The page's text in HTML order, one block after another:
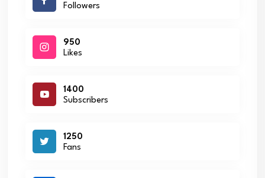
Followers
950
Likes
1400
Subscribers
1250
Fans